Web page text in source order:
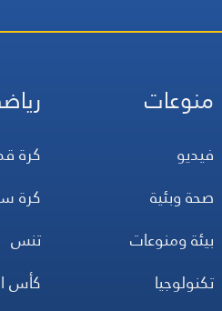
منوعات
فيديو
صحة وبئية
بيئة ومنوعات
تكنولوجيا
كرة
كرة
تنس
كأس